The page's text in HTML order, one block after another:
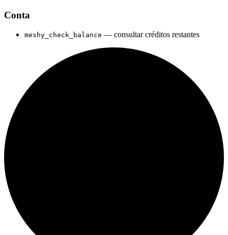
Conta
meshy_check_balance — consultar créditos restantes